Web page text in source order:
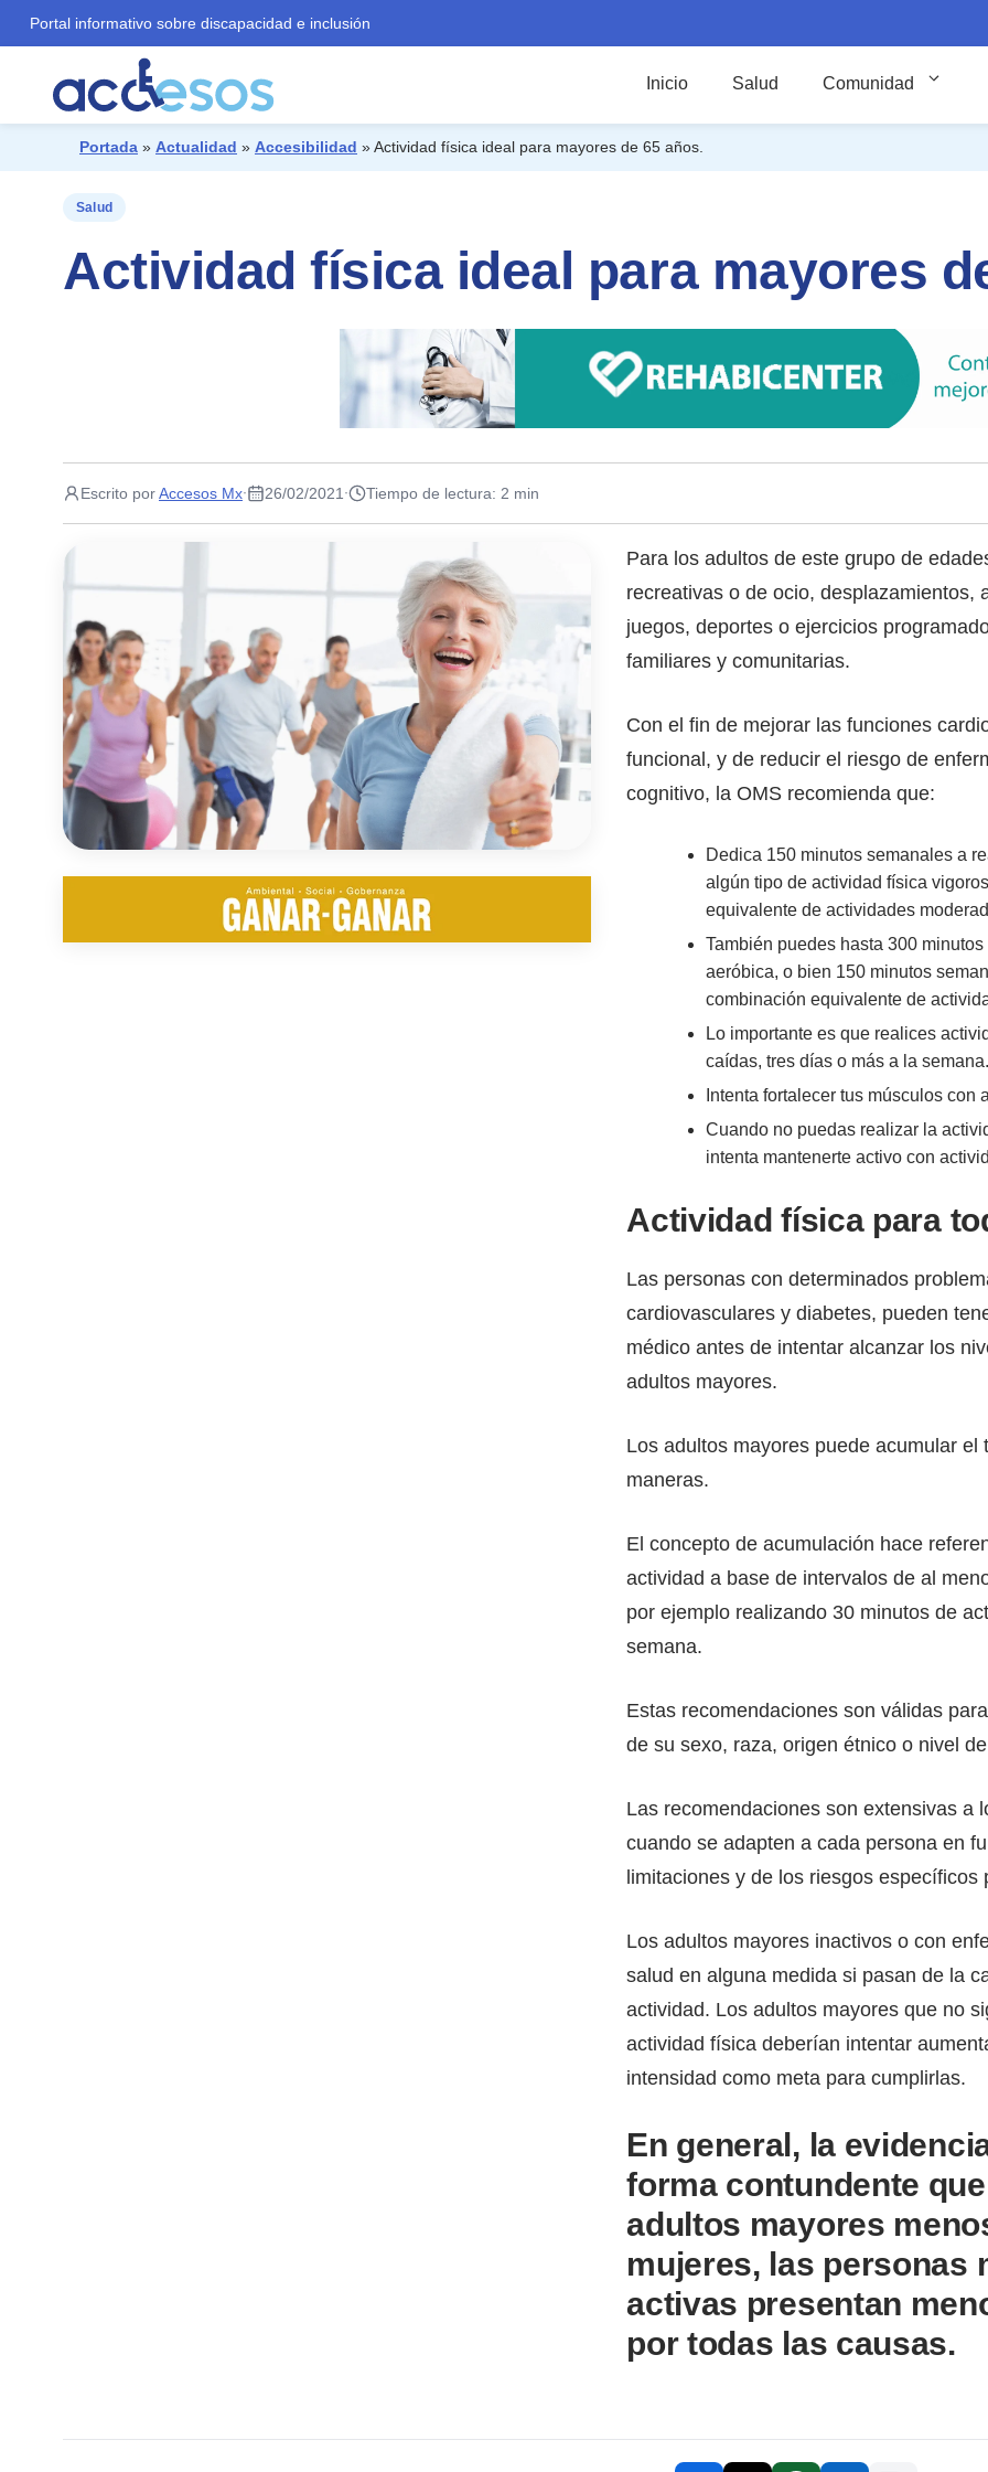
Portal informativo sobre discapacidad e inclusión
Inicio Salud Comunidad
¿Qué buscas?
Portada » Actualidad » Accesibilidad »Actividad física ideal para mayores de 65 años.
Salud
Actividad física ideal para mayores
Escrito porAccesos Mx· 26/02/2021 · Tiempo de lectura: 2 min
Para los adultos de este grupo de
recreativas o de ocio, desplazamientos,
juegos, deportes o ejercicios
familiares y comunitarias.
Con el fin de mejorar las funciones
funcional, y de reducir el riesgo de
cognitivo, la OMS recomienda que:
Dedica 150 minutos semanales a
algún tipo de actividad física
equivalente de actividades
También puedes hasta 300
aeróbica, o bien 150 minutos
combinación equivalente de
Lo importante es que realices
caídas, tres días o más a la
Intenta fortalecer tus músculos
Cuando no puedas realizar la
intenta mantenerte activo con
Actividad física para
Las personas con determinados
cardiovasculares y diabetes, pueden
médico antes de intentar alcanzar los
adultos mayores.
Los adultos mayores puede acumular
maneras.
El concepto de acumulación hace
actividad a base de intervalos de al
por ejemplo realizando 30 minutos de
semana.
Estas recomendaciones son válidas
de su sexo, raza, origen étnico o nivel
Las recomendaciones son extensivas a
cuando se adapten a cada persona en
limitaciones y de los riesgos específicos
Los adultos mayores inactivos o con
salud en alguna medida si pasan de la
actividad. Los adultos mayores que no
actividad física deberían intentar
intensidad como meta para cumplirlas.
En general, la
forma contundente
adultos mayores
mujeres, las personas
activas presentan
por todas las causas.